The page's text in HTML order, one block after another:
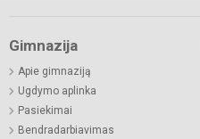
Gimnazija
Apie gimnaziją
Ugdymo aplinka
Pasiekimai
Bendradarbiavimas